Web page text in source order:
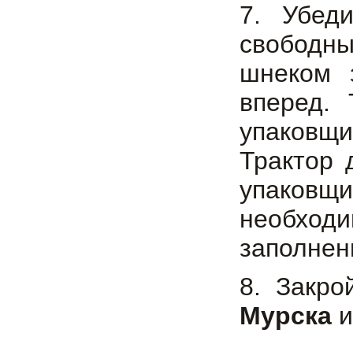
7.
шнеком
вперед.
Трактор
8.
Мурска